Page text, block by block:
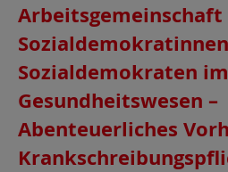
Arbeitsgemeinschaft
Sozialdemokraten im
Gesundheitswesen –
Abenteuerliches